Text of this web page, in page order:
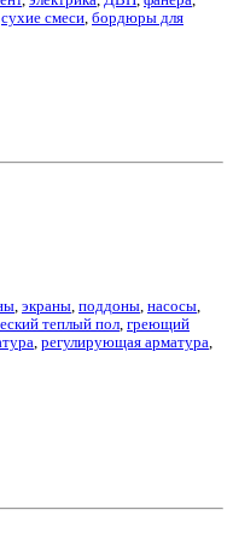
сухие смеси, бордюры для
экраны поддоны насосы
теплый пол греющий
регулирующая арматура